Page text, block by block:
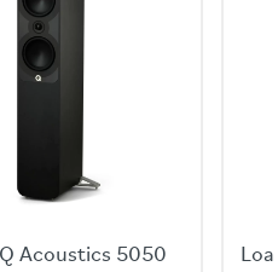
– Compact, dễ đặt trên kệ
ảnh hưởng âm bass
(màu xanh dương, xám hoặc
mount
Acoustics 5050